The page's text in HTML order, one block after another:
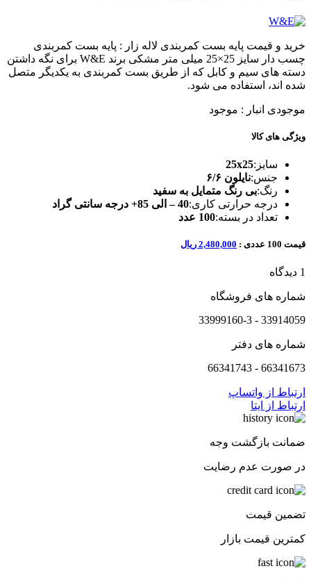
خرید و قیمت پایه بست کمربندی لاله زار : پایه بست کمربندی
چسب دار سایز 25×25 میلی متر مشکی برند W&E برای نگه داشتن
دسته های سیم و کابل که از طریق بست کمربندی به یکدیگر متصل
شده اند، استفاده می شود.
موجودی انبار : موجود
ویژگی های کالا
سایز:25x25
جنس:نایلون ۶/۶
رنگ:بی رنگ متمایل به سفید
درجه حرارتی کاری:40 – الی 85+ درجه سانتی گراد
تعداد در بسته:100 عدد
قیمت 100 عددی : 2,480,000 ریال
1 دیدگاه
شماره های فروشگاه
33914059 - 33999160-3
شماره های دفتر
66341673 - 66341743
ارتباط از واتساپ
ارتباط از ایتا
ضمانت بازگشت وجه
در صورت عدم رضایت
تضمین قیمت
کمترین قیمت بازار